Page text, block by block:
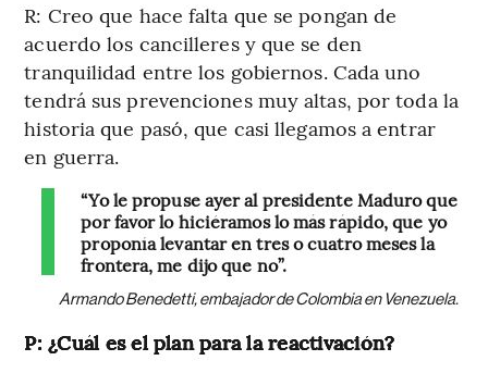
R: Creo que hace falta que se pongan de
acuerdo los cancilleres y que se den
tranquilidad entre los gobiernos. Cada uno
tendrá sus prevenciones muy altas, por toda la
historia que pasó, que casi llegamos a entrar
en guerra.
“Yo le propuse ayer al presidente Maduro que
por favor lo hiciéramos lo más rápido, que yo
proponía levantar en tres o cuatro meses la
frontera, me dijo que no”.
Armando Benedetti, embajador de Colombia en Venezuela.
P: ¿Cuál es el plan para la reactivación?